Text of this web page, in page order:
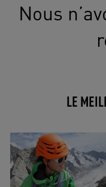
Nous
LE